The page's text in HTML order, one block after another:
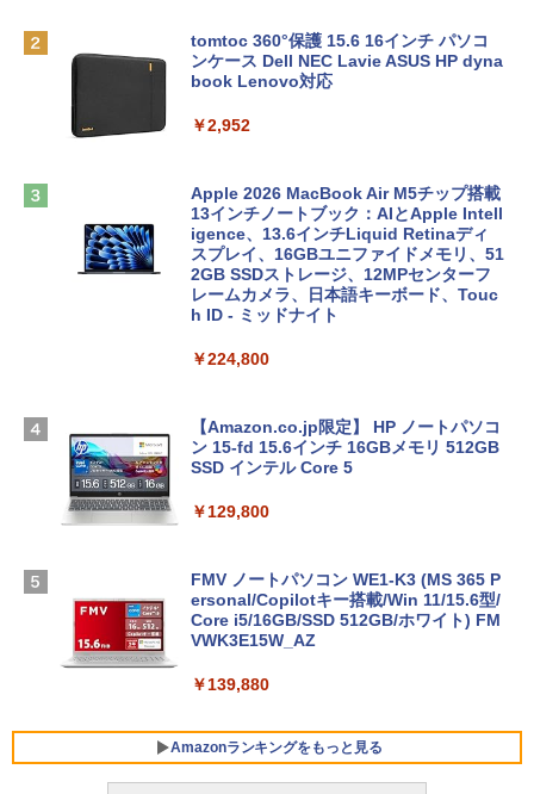
tomtoc 360°保護 15.6 16インチ パソコ
ンケース Dell NEC Lavie ASUS HP dyna
book Lenovo対応
￥2,952
Apple 2026 MacBook Air M5チップ搭載
13インチノートブック：AIとApple Intell
igence、13.6インチLiquid Retinaディ
スプレイ、16GBユニファイドメモリ、51
2GB SSDストレージ、12MPセンターフ
レームカメラ、日本語キーボード、Touc
h ID - ミッドナイト
￥224,800
【Amazon.co.jp限定】 HP ノートパソコ
ン 15-fd 15.6インチ 16GBメモリ 512GB
SSD インテル Core 5
￥129,800
FMV ノートパソコン WE1-K3 (MS 365 P
ersonal/Copilotキー搭載/Win 11/15.6型/
Core i5/16GB/SSD 512GB/ホワイト) FM
VWK3E15W_AZ
￥139,880
Amazonランキングをもっと見る